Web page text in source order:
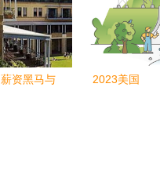
境工程专业
服务
薪资黑马与
2023美国